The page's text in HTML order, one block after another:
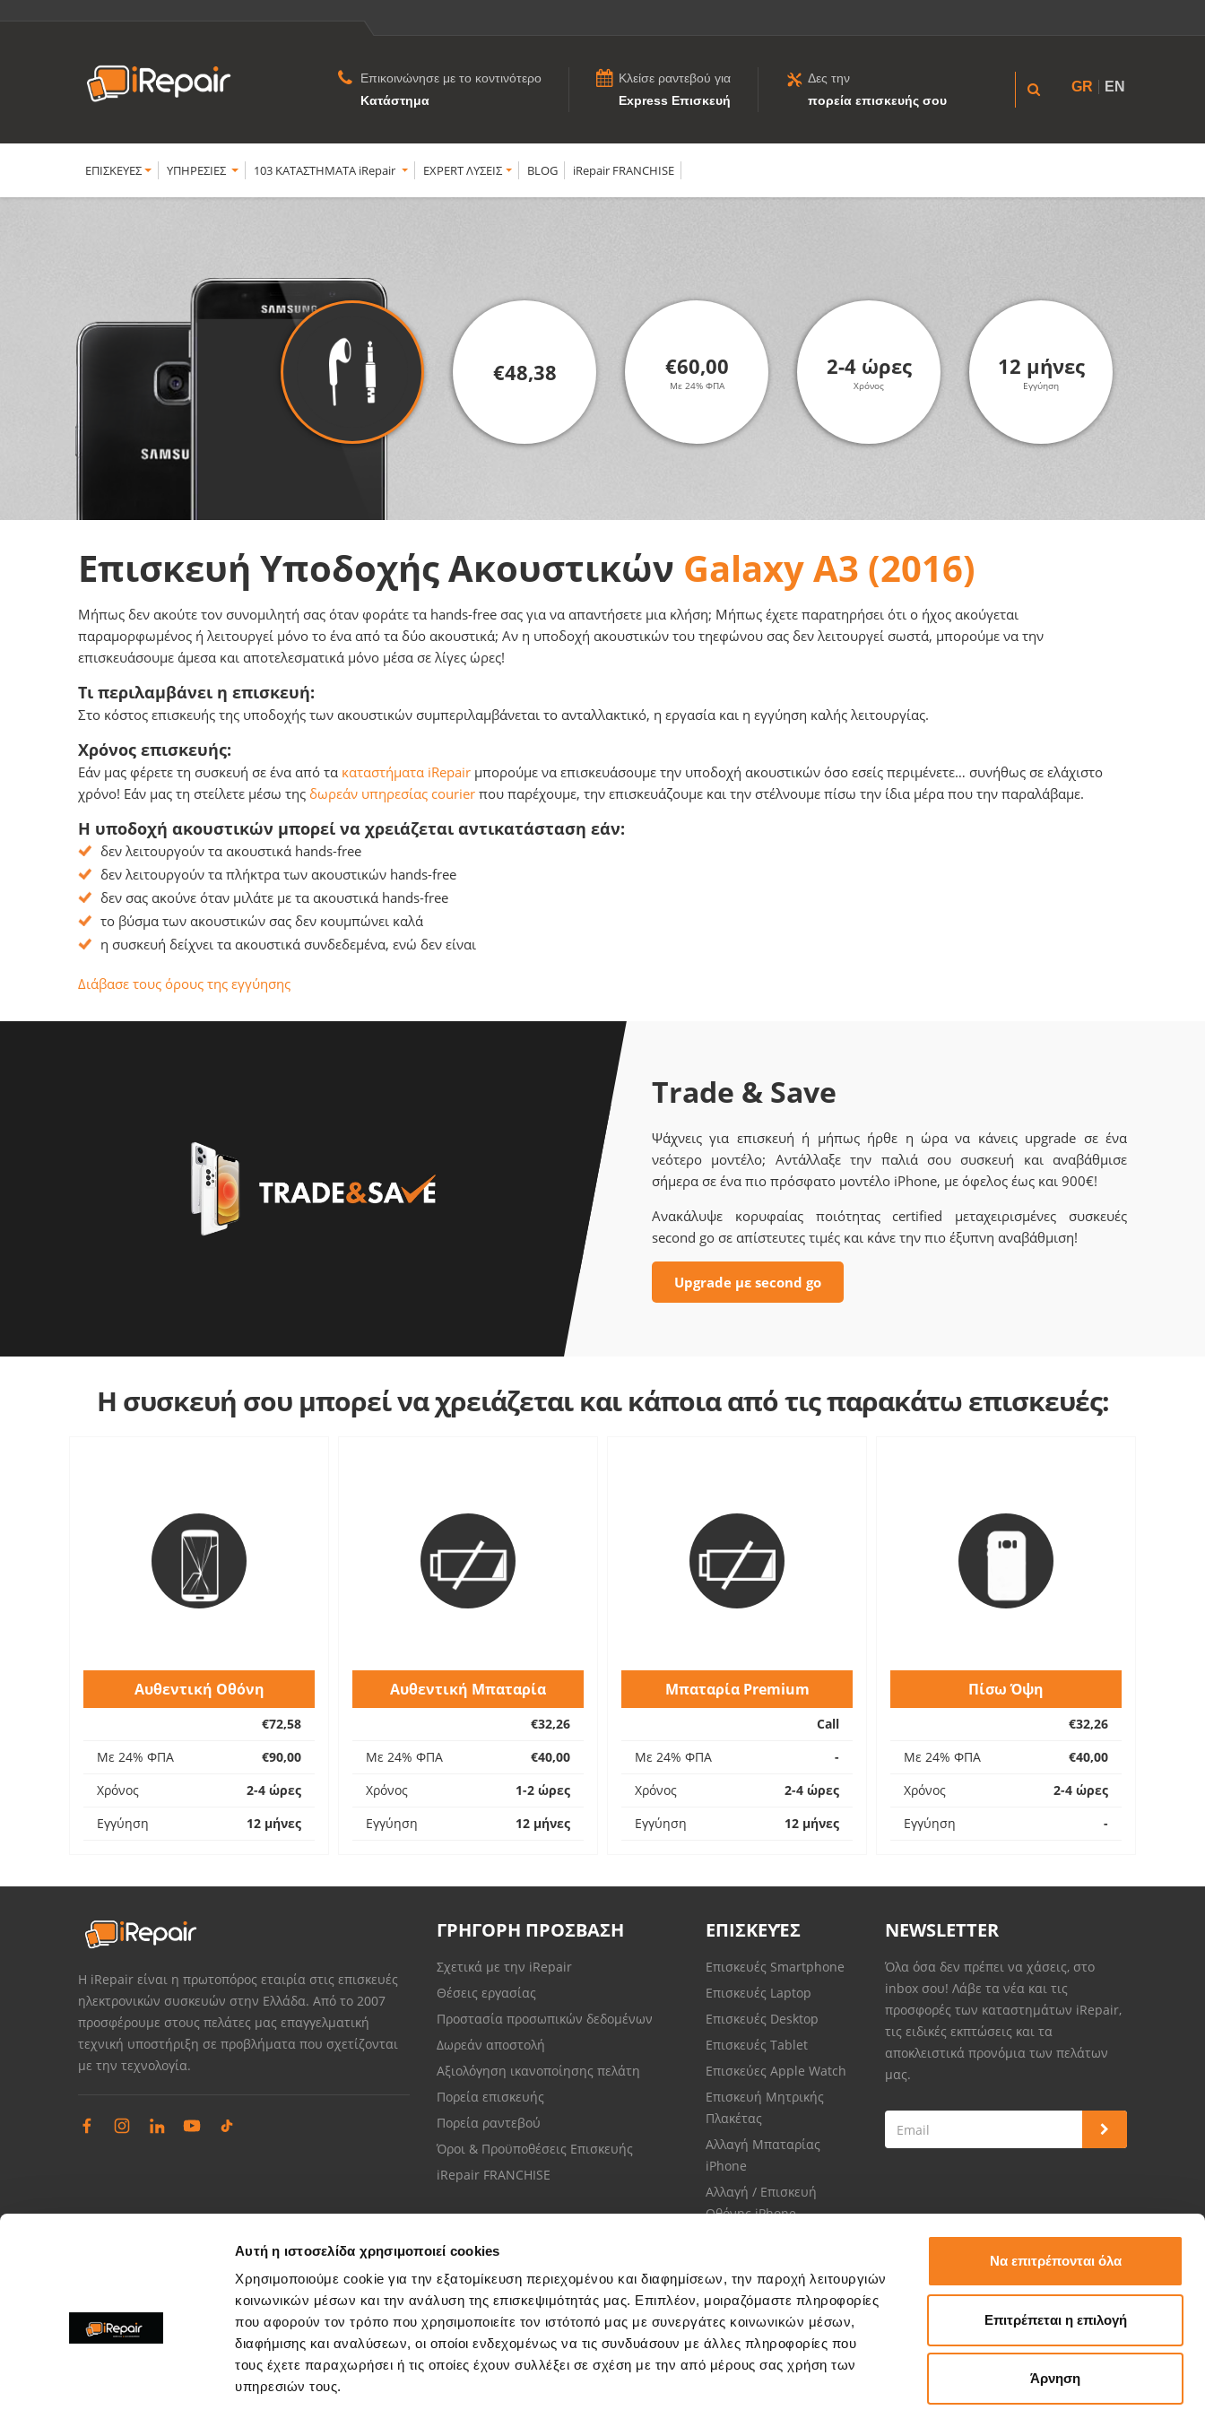
Αυτή η ιστοσελίδα χρησιμοποιεί cookies
Χρησιμοποιούμε cookie για την εξατομίκευση περιεχομένου και διαφημίσεων, την παροχή λειτουργιών
κοινωνικών μέσων και την ανάλυση της επισκεψιμότητάς μας. Επιπλέον, μοιραζόμαστε πληροφορίες
που αφορούν τον τρόπο που χρησιμοποιείτε τον ιστότοπό μας με συνεργάτες κοινωνικών μέσων,
διαφήμισης και αναλύσεων, οι οποίοι ενδεχομένως να τις συνδυάσουν με άλλες πληροφορίες που
τους έχετε παραχωρήσει ή τις οποίες έχουν συλλέξει σε σχέση με την από μέρους σας χρήση των
υπηρεσιών τους.
Να επιτρέπονται όλα
Επιτρέπεται η επιλογή
Άρνηση
Επικοινώνησε με το κοντινότερο
Κατάστημα
Κλείσε ραντεβού για
Express Επισκευή
Δες την
πορεία επισκευής σου
GR EN
ΕΠΙΣΚΕΥΕΣ YΠΗΡΕΣΙΕΣ 103 ΚΑΤΑΣΤΗΜΑΤΑ iRepair EXPERT ΛΥΣΕΙΣ BLOG iRepair FRANCHISE
€48,38 €60,00
Με 24% ΦΠΑ
2-4 ώρες
Χρόνος
12 μήνες
Εγγύηση
Επισκευή Υποδοχής Ακουστικών Galaxy A3 (2016)
Μήπως δεν ακούτε τον συνομιλητή σας όταν φοράτε τα hands-free σας για να απαντήσετε μια κλήση; Μήπως έχετε παρατηρήσει ότι ο ήχος ακούγεται
παραμορφωμένος ή λειτουργεί μόνο το ένα από τα δύο ακουστικά; Αν η υποδοχή ακουστικών του τηεφώνου σας δεν λειτουργεί σωστά, μπορούμε να την
επισκευάσουμε άμεσα και αποτελεσματικά μόνο μέσα σε λίγες ώρες!
Τι περιλαμβάνει η επισκευή:
Στο κόστος επισκευής της υποδοχής των ακουστικών συμπεριλαμβάνεται το ανταλλακτικό, η εργασία και η εγγύηση καλής λειτουργίας.
Χρόνος επισκευής:
Εάν μας φέρετε τη συσκευή σε ένα από τα καταστήματα iRepair μπορούμε να επισκευάσουμε την υποδοχή ακουστικών όσο εσείς περιμένετε… συνήθως σε ελάχιστο
χρόνο! Εάν μας τη στείλετε μέσω της δωρεάν υπηρεσίας courier που παρέχουμε, την επισκευάζουμε και την στέλνουμε πίσω την ίδια μέρα που την παραλάβαμε.
Η υποδοχή ακουστικών μπορεί να χρειάζεται αντικατάσταση εάν:
δεν λειτουργούν τα ακουστικά hands-free
δεν λειτουργούν τα πλήκτρα των ακουστικών hands-free
δεν σας ακούνε όταν μιλάτε με τα ακουστικά hands-free
το βύσμα των ακουστικών σας δεν κουμπώνει καλά
η συσκευή δείχνει τα ακουστικά συνδεδεμένα, ενώ δεν είναι
Διάβασε τους όρους της εγγύησης
Trade & Save
Ψάχνεις για επισκευή ή μήπως ήρθε η ώρα να κάνεις upgrade σε ένα
νεότερο μοντέλο; Αντάλλαξε την παλιά σου συσκευή και αναβάθμισε
σήμερα σε ένα πιο πρόσφατο μοντέλο iPhone, με όφελος έως και 900€!
Ανακάλυψε κορυφαίας ποιότητας certified μεταχειρισμένες συσκευές
second go σε απίστευτες τιμές και κάνε την πιο έξυπνη αναβάθμιση!
Upgrade με second go
Η συσκευή σου μπορεί να χρειάζεται και κάποια από τις παρακάτω επισκευές:
Αυθεντική Οθόνη
€72,58
Με 24% ΦΠΑ
€90,00
Χρόνος
2-4 ώρες
Εγγύηση
12 μήνες
Αυθεντική Μπαταρία
€32,26
Με 24% ΦΠΑ
€40,00
Χρόνος
1-2 ώρες
Εγγύηση
12 μήνες
Μπαταρία Premium
Call
Με 24% ΦΠΑ
-
Χρόνος
2-4 ώρες
Εγγύηση
12 μήνες
Πίσω Όψη
€32,26
Με 24% ΦΠΑ
€40,00
Χρόνος
2-4 ώρες
Εγγύηση
-
Η iRepair είναι η πρωτοπόρος εταιρία στις επισκευές
ηλεκτρονικών συσκευών στην Ελλάδα. Από το 2007
προσφέρουμε στους πελάτες μας επαγγελματική
τεχνική υποστήριξη σε προβλήματα που σχετίζονται
με την τεχνολογία.
ΓΡΗΓΟΡΗ ΠΡΟΣΒΑΣΗ
Σχετικά με την iRepair
Θέσεις εργασίας
Προστασία προσωπικών δεδομένων
Δωρεάν αποστολή
Αξιολόγηση ικανοποίησης πελάτη
Πορεία επισκευής
Πορεία ραντεβού
Όροι & Προϋποθέσεις Επισκευής
iRepair FRANCHISE
ΕΠΙΣΚΕΥΈΣ
Επισκευές Smartphone
Επισκευές Laptop
Επισκευές Desktop
Επισκευές Tablet
Επισκεύες Apple Watch
Επισκευή Μητρικής
Πλακέτας
Αλλαγή Μπαταρίας
iPhone
Αλλαγή / Επισκευή
Οθόνης iPhone
NEWSLETTER
Όλα όσα δεν πρέπει να χάσεις, στο
inbox σου! Λάβε τα νέα και τις
προσφορές των καταστημάτων iRepair,
τις ειδικές εκπτώσεις και τα
αποκλειστικά προνόμια των πελάτων
μας.
Διαχείριση παραπόνων
Επίλυση θεμάτων εξυπηρέτησης καταστημάτων
Εξυπηρέτηση πελατών
Μίλησε με το πιο κοντινό σου κατάστημα